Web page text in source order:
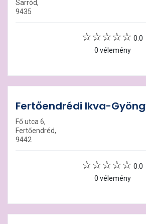
Sarród,
9435
0.0
0 vélemény
Fertőendrédi Ikva-
Fő utca 6,
Fertőendréd,
9442
0.0
0 vélemény